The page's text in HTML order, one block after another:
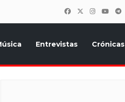
Entrevistas Crónicas